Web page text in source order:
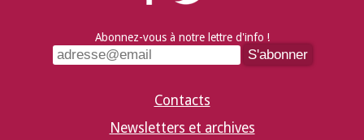
Abonnez-vous à notre lettre d'info !
Contacts
Newsletters et archives